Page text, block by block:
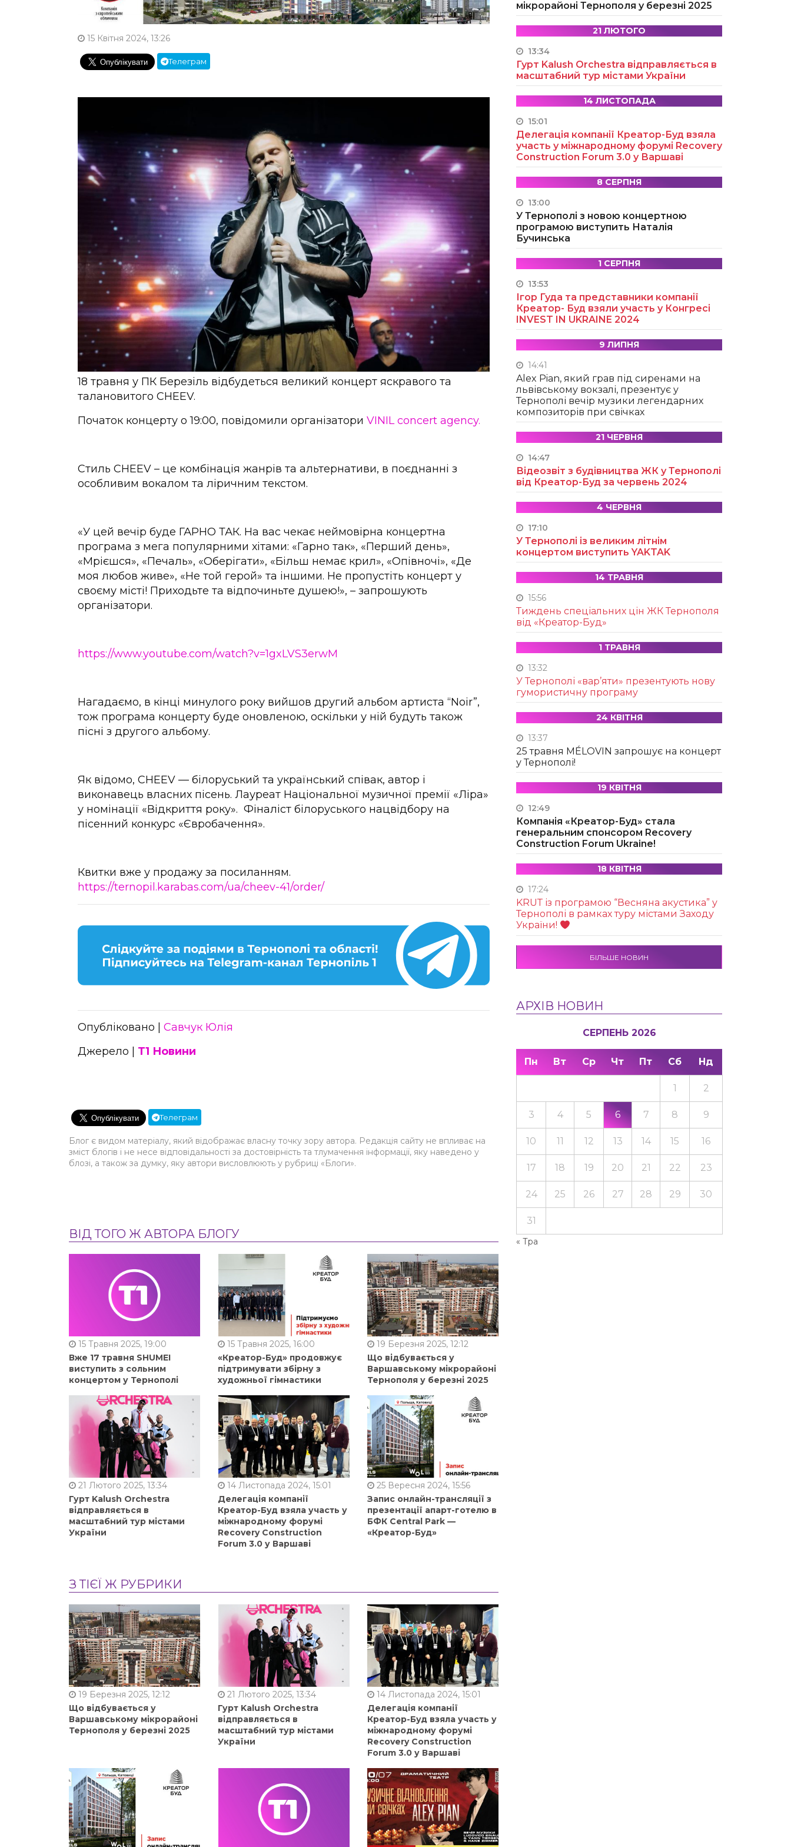
15 Квітня 2024, 13:26
Телеграм
18 травня у ПК Березіль відбудеться великий концерт яскравого та
талановитого CHEEV.
Початок концерту о 19:00, повідомили організатори VINIL concert agency.
Стиль CHEEV – це комбінація жанрів та альтернативи, в поєднанні з
особливим вокалом та ліричним текстом.
«У цей вечір буде ГАРНО ТАК. На вас чекає неймовірна концертна
програма з мега популярними хітами: «Гарно так», «Перший день»,
«Мрієшся», «Печаль», «Оберігати», «Більш немає крил», «Опівночі», «Де
моя любов живе», «Не той герой» та іншими. Не пропустіть концерт у
своєму місті! Приходьте та відпочиньте душею!», – запрошують
організатори.
https://www.youtube.com/watch?v=1gxLVS3erwM
Нагадаємо, в кінці минулого року вийшов другий альбом артиста “Noir”,
тож програма концерту буде оновленою, оскільки у ній будуть також
пісні з другого альбому.
Як відомо, CHEEV — білоруський та український співак, автор і
виконавець власних пісень. Лауреат Національної музичної премії «Ліра»
у номінації «Відкриття року». Фіналіст білоруського нацвідбору на
пісенний конкурс «Євробачення».
Квитки вже у продажу за посиланням.
https://ternopil.karabas.com/ua/cheev-41/order/
Опубліковано | Савчук Юлія
Джерело | Т1 Новини
Телеграм
Блог є видом матеріалу, який відображає власну точку зору автора. Редакція сайту не впливає на
зміст блогів і не несе відповідальності за достовірність та тлумачення інформації, яку наведено у
блозі, а також за думку, яку автори висловлюють у рубриці «Блоги».
ВІД ТОГО Ж АВТОРА БЛОГУ
15 Травня 2025, 19:00
Вже 17 травня SHUMEI
виступить з сольним
концертом у Тернополі
15 Травня 2025, 16:00
«Креатор-Буд» продовжує
підтримувати збірну з
художньої гімнастики
19 Березня 2025, 12:12
Що відбувається у
Варшавському мікрорайоні
Тернополя у березні 2025
21 Лютого 2025, 13:34
Гурт Kalush Orchestra
відправляється в
масштабний тур містами
України
14 Листопада 2024, 15:01
Делегація компанії
Креатор-Буд взяла участь у
міжнародному форумі
Recovery Construction
Forum 3.0 у Варшаві
25 Вересня 2024, 15:56
Запис онлайн-трансляції з
презентації апарт-готелю в
БФК Central Park —
«Креатор-Буд»
З ТІЄЇ Ж РУБРИКИ
19 Березня 2025, 12:12
Що відбувається у
Варшавському мікрорайоні
Тернополя у березні 2025
21 Лютого 2025, 13:34
Гурт Kalush Orchestra
відправляється в
масштабний тур містами
України
14 Листопада 2024, 15:01
Делегація компанії
Креатор-Буд взяла участь у
міжнародному форумі
Recovery Construction
Forum 3.0 у Варшаві
мікрорайоні Тернополя у березні 2025
21 ЛЮТОГО
13:34
Гурт Kalush Orchestra відправляється в
масштабний тур містами України
14 ЛИСТОПАДА
15:01
Делегація компанії Креатор-Буд взяла
участь у міжнародному форумі Recovery
Construction Forum 3.0 у Варшаві
8 СЕРПНЯ
13:00
У Тернополі з новою концертною
програмою виступить Наталія
Бучинська
1 СЕРПНЯ
13:53
Ігор Гуда та представники компанії
Креатор- Буд взяли участь у Конгресі
INVEST IN UKRAINE 2024
9 ЛИПНЯ
14:41
Alex Pian, який грав під сиренами на
львівському вокзалі, презентує у
Тернополі вечір музики легендарних
композиторів при свічках
21 ЧЕРВНЯ
14:47
Відеозвіт з будівництва ЖК у Тернополі
від Креатор-Буд за червень 2024
4 ЧЕРВНЯ
17:10
У Тернополі із великим літнім
концертом виступить YAKTAK
14 ТРАВНЯ
15:56
Тиждень спеціальних цін ЖК Тернополя
від «Креатор-Буд»
1 ТРАВНЯ
13:32
У Тернополі «вар’яти» презентують нову
гумористичну програму
24 КВІТНЯ
13:37
25 травня MÉLOVIN запрошує на концерт
у Тернополі!
19 КВІТНЯ
12:49
Компанія «Креатор-Буд» стала
генеральним спонсором Recovery
Construction Forum Ukraine!
18 КВІТНЯ
17:24
KRUТ із програмою “Весняна акустика” у
Тернополі в рамках туру містами Заходу
України!
БІЛЬШЕ НОВИН
АРХІВ НОВИН
СЕРПЕНЬ 2026
Пн Вт Ср Чт Пт Сб Нд
« Тра
1 2
3 4 5 6 7 8 9
10 11 12 13 14 15 16
17 18 19 20 21 22 23
24 25 26 27 28 29 30
31